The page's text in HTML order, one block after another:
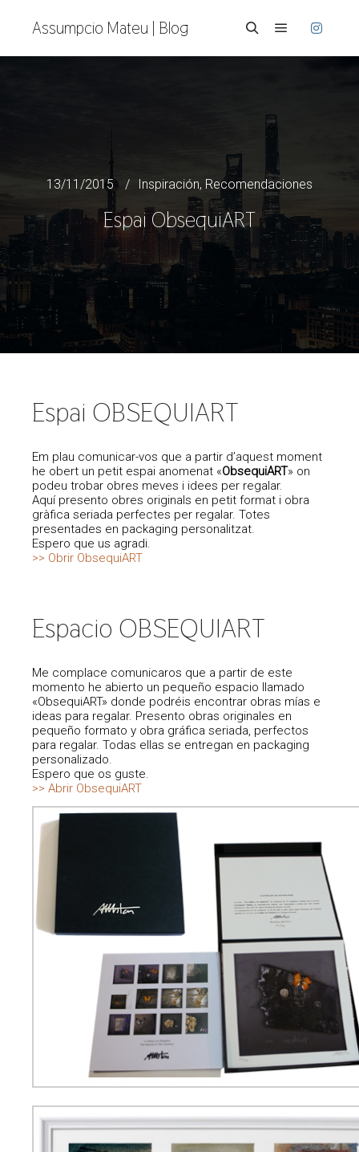
Assumpcio Mateu | Blog
13/11/2015 Inspiración, Recomendaciones
Espai ObsequiART
Espai OBSEQUIART
Em plau comunicar-vos que a partir d’aquest moment
he obert un petit espai anomenat «ObsequiART» on
podeu trobar obres meves i idees per regalar.
Aquí presento obres originals en petit format i obra
gràfica seriada perfectes per regalar. Totes
presentades en packaging personalitzat.
Espero que us agradi.
>> Obrir ObsequiART
Espacio OBSEQUIART
Me complace comunicaros que a partir de este
momento he abierto un pequeño espacio llamado
«ObsequiART» donde podréis encontrar obras mías e
ideas para regalar. Presento obras originales en
pequeño formato y obra gráfica seriada, perfectos
para regalar. Todas ellas se entregan en packaging
personalizado.
Espero que os guste.
>> Abrir ObsequiART